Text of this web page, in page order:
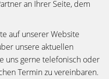
an Ihrer Seite, dem
auf unserer Website
unsere aktuellen
uns gerne telefonisch oder
Termin zu vereinbaren.